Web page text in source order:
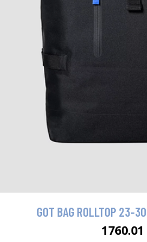
GOT BAG ROLLTOP 23-
1760.01